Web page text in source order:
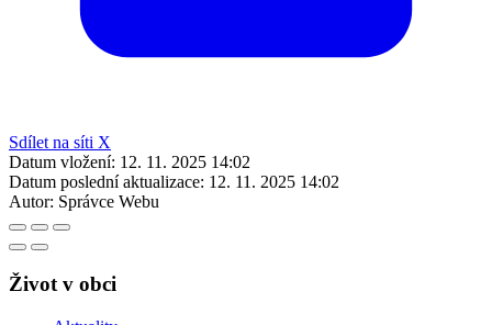
Sdílet na síti X
Datum vložení: 12. 11. 2025 14:02
Datum poslední aktualizace: 12. 11. 2025 14:02
Autor: Správce Webu
Život v obci